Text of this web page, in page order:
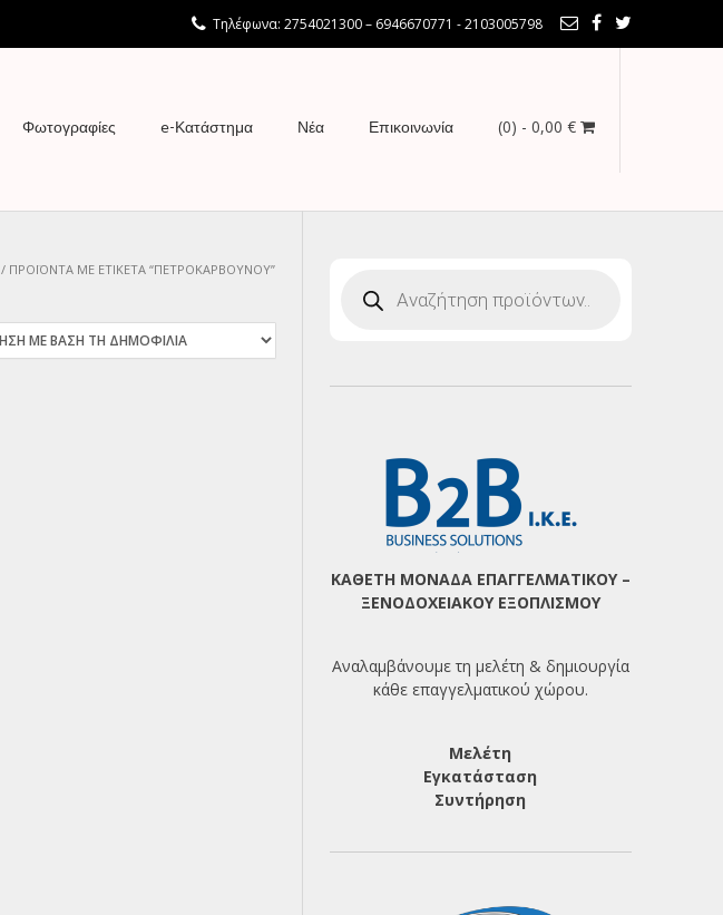
Τηλέφωνα: 2754021300 – 6946670771 - 2103005798
(0) - 0,00 €
Φωτογραφίες e-Κατάστημα Νέα Επικοινωνία
/ ΠΡΟΪΌΝΤΑ ΜΕ ΕΤΙΚΈΤΑ “ΠΕΤΡΟΚΆΡΒΟΥΝΟΥ”
search
ΚΑΘΕΤΗ ΜΟΝΑΔΑ ΕΠΑΓΓΕΛΜΑΤΙΚΟΥ –
ΞΕΝΟΔΟΧΕΙΑΚΟΥ ΕΞΟΠΛΙΣΜΟΥ
Αναλαμβάνουμε τη μελέτη & δημιουργία
κάθε επαγγελματικού χώρου.
Μελέτη
Εγκατάσταση
Συντήρηση